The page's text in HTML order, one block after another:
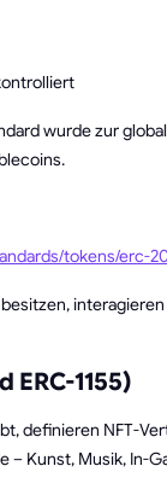
wurde zur
tokens/erc-
ERC-1155)
definieren NFT-
– Kunst, Musik, In-